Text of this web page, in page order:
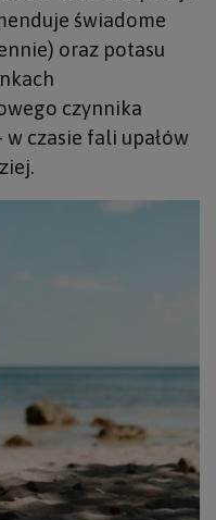
świadome
oraz potasu
czynnika
czasie fali upałów